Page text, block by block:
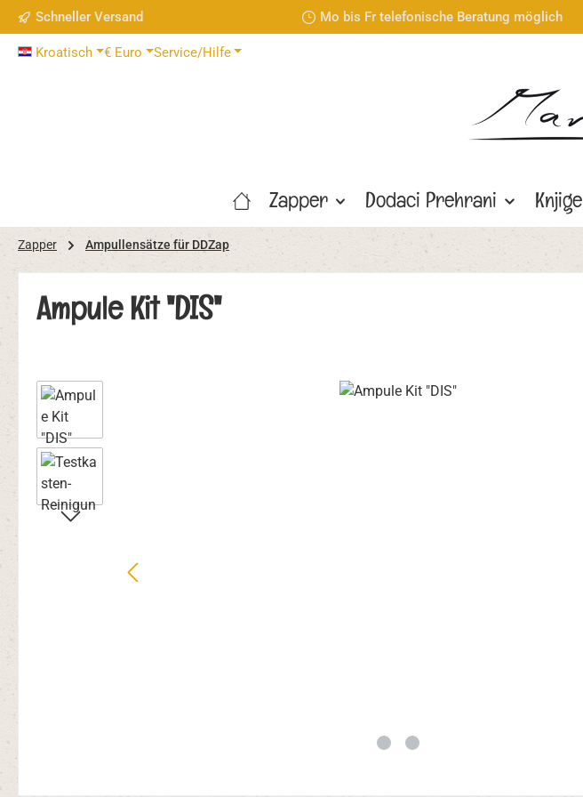
Hauptinhalt springen
Zur Suche springen
Zur Hauptnavigation springen
Schneller Versand Mo bis Fr telefonische Beratung möglich
Kroatisch € Euro Service/Hilfe
Zapper Dodaci Prehrani Knjige
Zapper Ampullensätze für DDZap
Ampule Kit "DIS"
Bildergalerie überspringen